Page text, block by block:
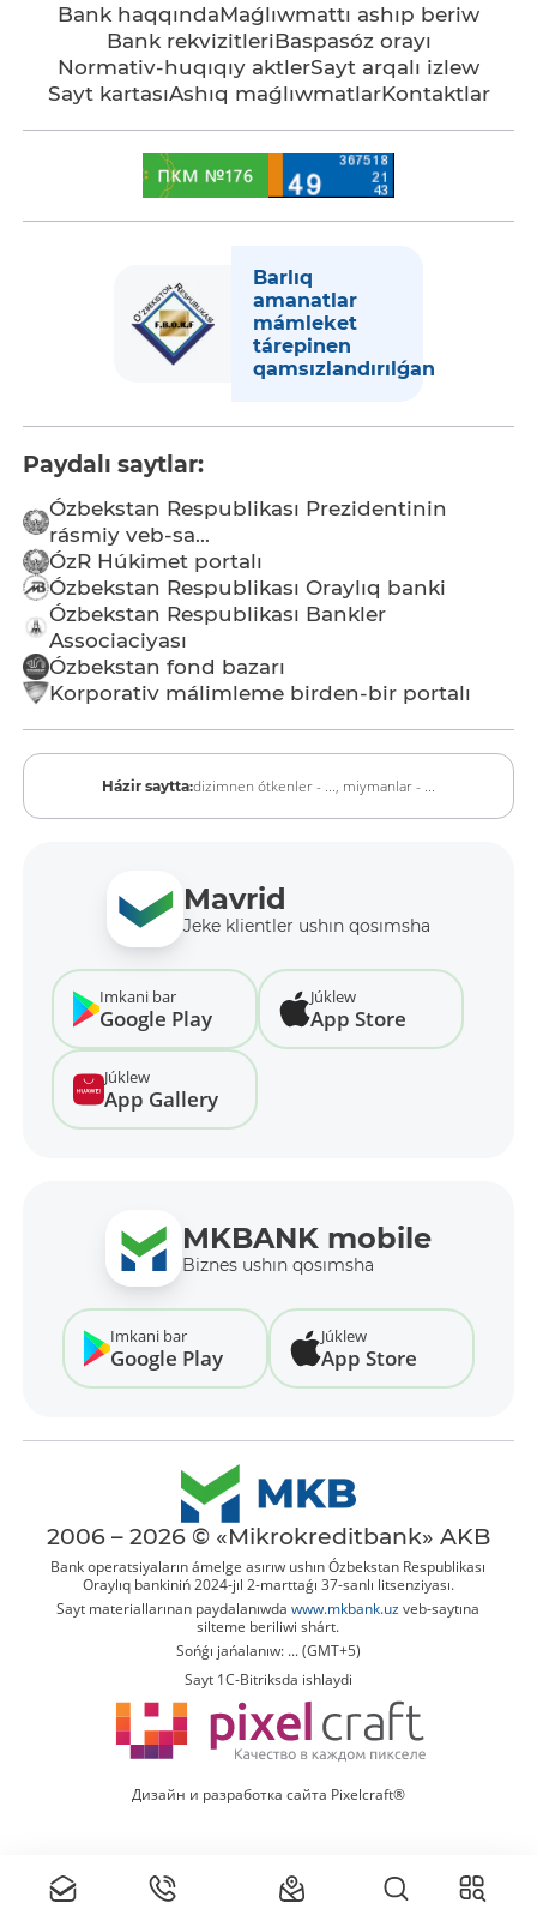
Bank haqqındaMaǵlıwmattı ashıp beriw
Bank rekvizitleriBaspasóz orayı
Normativ-huqıqıy aktlerSayt arqalı izlew
Sayt kartasıAshıq maǵlıwmatlarKontaktlar
Barlıq
amanatlar
mámleket
tárepinen
qamsızlandırılǵan
Paydalı saytlar:
Ózbekstan Respublikası Prezidentinin
rásmiy veb-sa...
ÓzR Húkimet portalı
Ózbekstan Respublikası Oraylıq banki
Ózbekstan Respublikası Bankler
Associaciyası
Ózbekstan fond bazarı
Korporativ málimleme birden-bir portalı
Házir saytta:dizimnen ótkenler - ..., miymanlar - ...
Mavrid
Jeke klientler ushın qosımsha
Imkani bar
Google Play
Júklew
App Store
Júklew
App Gallery
MKBANK mobile
Biznes ushın qosımsha
Imkani bar
Google Play
Júklew
App Store
2006 – 2026 © «Mikrokreditbank» AKB
Bank operatsiyaların ámelge asırıw ushın Ózbekstan Respublikası
Oraylıq bankiniń 2024-jıl 2-marttaǵı 37-sanlı litsenziyası.
Sayt materiallarınan paydalanıwdawww.mkbank.uz veb-saytına
silteme beriliwi shárt.
Sońǵı jańalanıw: ... (GMT+5)
Sayt 1C-Bitriksda ishlaydi
Дизайн и разработка сайта Pixelcraft®